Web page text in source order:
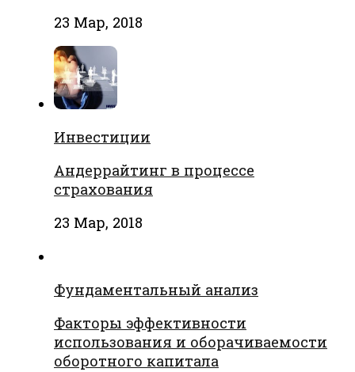
23 Мар, 2018
Инвестиции
Андеррайтинг в процессе
страхования
23 Мар, 2018
Фундаментальный анализ
Факторы эффективности
использования и оборачиваемости
оборотного капитала